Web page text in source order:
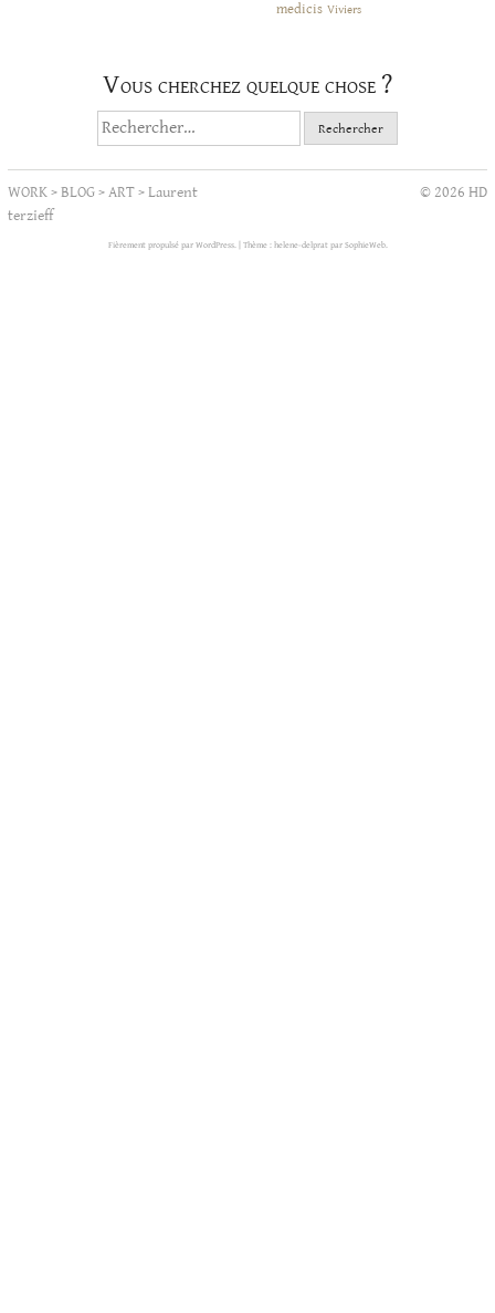
medicis Viviers
Vous cherchez quelque chose ?
Rechercher :
WORK>BLOG>ART>Laurent
terzieff
© 2026 HD
Fièrement propulsé par WordPress. Thème : helene-delprat par SophieWeb.